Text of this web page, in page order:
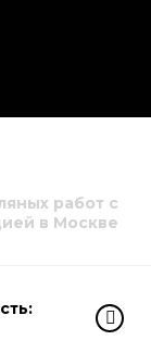
работ с
в Москве